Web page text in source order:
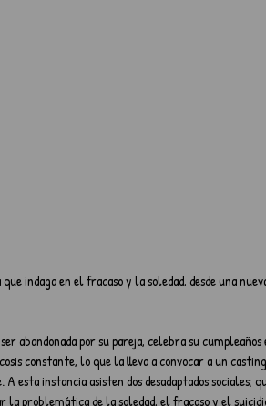
indaga en el fracaso y la soledad, desde una
abandonada por su pareja, celebra su cumpleaños
constante, lo que la lleva a convocar a un
instancia asisten dos desadaptados sociales,
la problemática de la soledad, el fracaso y el